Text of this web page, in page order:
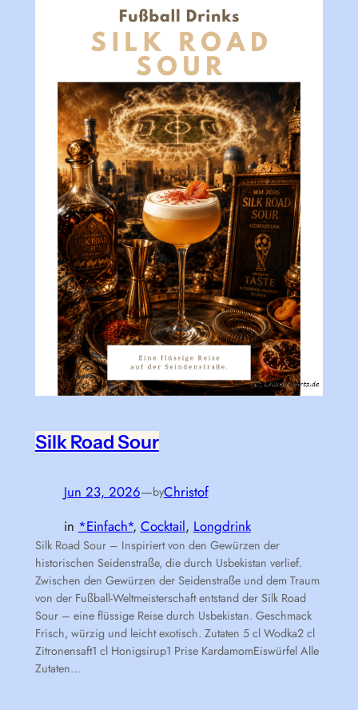
Silk Road Sour
Jun 23, 2026—byChristof
in *Einfach*, Cocktail, Longdrink
Silk Road Sour – Inspiriert von den Gewürzen der
historischen Seidenstraße, die durch Usbekistan verlief.
Zwischen den Gewürzen der Seidenstraße und dem Traum
von der Fußball-Weltmeisterschaft entstand der Silk Road
Sour – eine flüssige Reise durch Usbekistan. Geschmack
Frisch, würzig und leicht exotisch. Zutaten 5 cl Wodka2 cl
Zitronensaft1 cl Honigsirup1 Prise KardamomEiswürfel Alle
Zutaten…